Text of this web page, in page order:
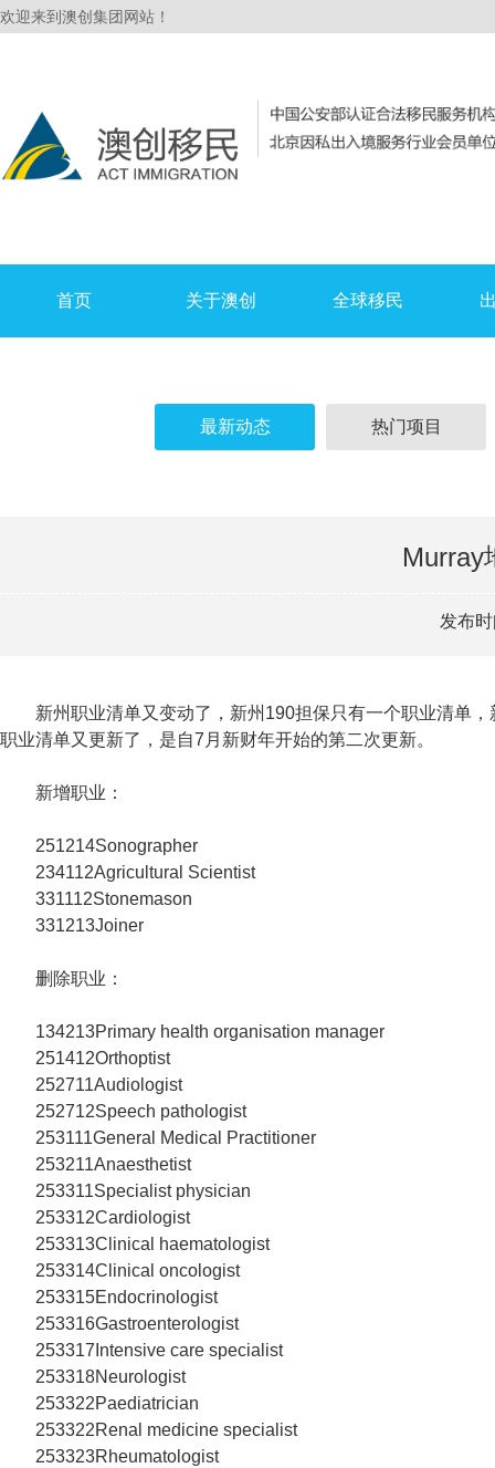
欢迎来到澳创集团网站！
首页 关于澳创 全球移民
最新动态 热门项目
Murray
发布
新州职业清单又变动了，新州190担保只有一个职业清单，
职业清单又更新了，是自7月新财年开始的第二次更新。
新增职业：
251214Sonographer
234112Agricultural Scientist
331112Stonemason
331213Joiner
删除职业：
134213Primary health organisation manager
251412Orthoptist
252711Audiologist
252712Speech pathologist
253111General Medical Practitioner
253211Anaesthetist
253311Specialist physician
253312Cardiologist
253313Clinical haematologist
253314Clinical oncologist
253315Endocrinologist
253316Gastroenterologist
253317Intensive care specialist
253318Neurologist
253322Paediatrician
253322Renal medicine specialist
253323Rheumatologist